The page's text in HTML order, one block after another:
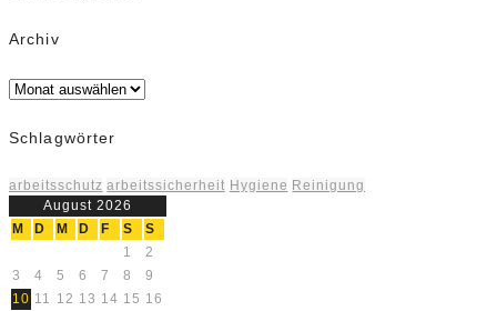
Archiv
Archiv
Schlagwörter
arbeitsschutz arbeitssicherheit Hygiene Reinigung
August 2026
M
D M D F S
S
1
2
3
4 5 6 7 8
9
10 11 12 13 14 15 16